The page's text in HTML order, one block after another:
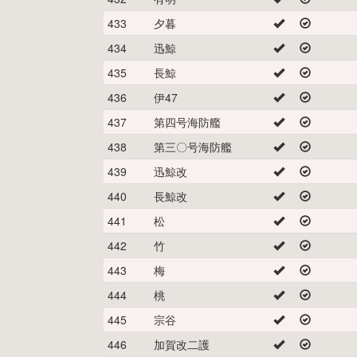
433
夕暮
434
迅鯨
435
長鯨
436
伊47
437
第四号海防艦
438
第三〇号海防艦
439
迅鯨改
440
長鯨改
441
松
442
竹
443
梅
444
桃
445
宗谷
446
加賀改二護